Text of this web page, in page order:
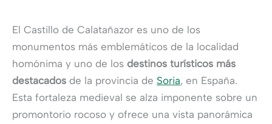
El Castillo de Calatañazor es uno de los
monumentos más emblemáticos de la localidad
homónima y uno de los destinos turísticos más
destacados de la provincia de Soria, en España.
Esta fortaleza medieval se alza imponente sobre un
promontorio rocoso y ofrece una vista panorámica